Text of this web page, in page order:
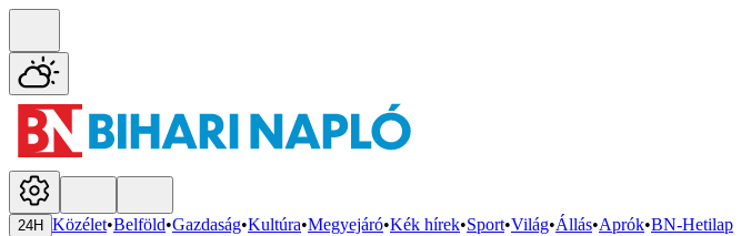
24H Közélet•Belföld•Gazdaság•Kultúra•Megyejáró•Kék hírek•Sport•Világ•Állás•Aprók•BN-Hetilap